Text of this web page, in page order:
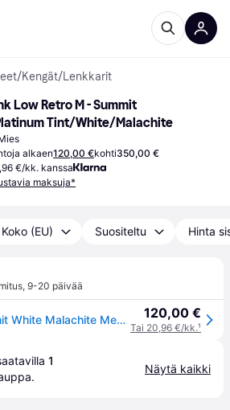
/Kengät/Lenkkarit
Low Retro M - Summit
Tint/White/Malachite
alkaen120,00 €kohti350,00 €
€/kk. kanssa
maksuja*
Koko (EU) Suositeltu Hinta
, 9-20 päivää
Nike Dunk Low Summit White Malachite Men Sneakers DV0831-107 44.5 120,00 €
Tai 20,96 €/kk.¹
1
.
Näytä kaikki